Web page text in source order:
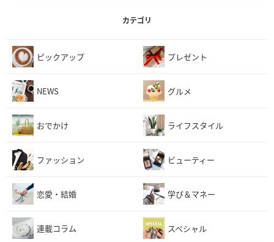
カテゴリ
ピックアップ プレゼント
NEWS グルメ
おでかけ ライフスタイル
ファッション ビューティー
恋愛・結婚 学び＆マネー
連載コラム スペシャル